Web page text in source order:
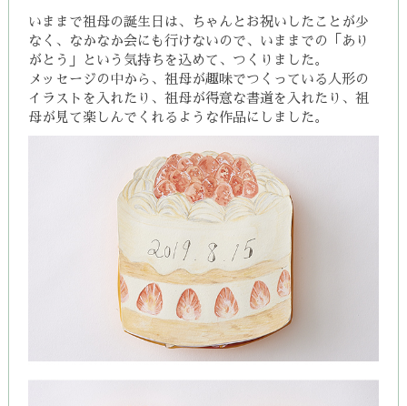
いままで祖母の誕生日は、ちゃんとお祝いしたことが少
なく、
なかなか会にも行けないので、 いままでの「あり
がとう」という気持ちを込めて、つくりました。
メッセージの中から、祖母が趣味でつくっている人形の
イラストを入れたり、祖母が得意な書道を入れたり、祖
母が見て楽しんでくれるような作品にしました。